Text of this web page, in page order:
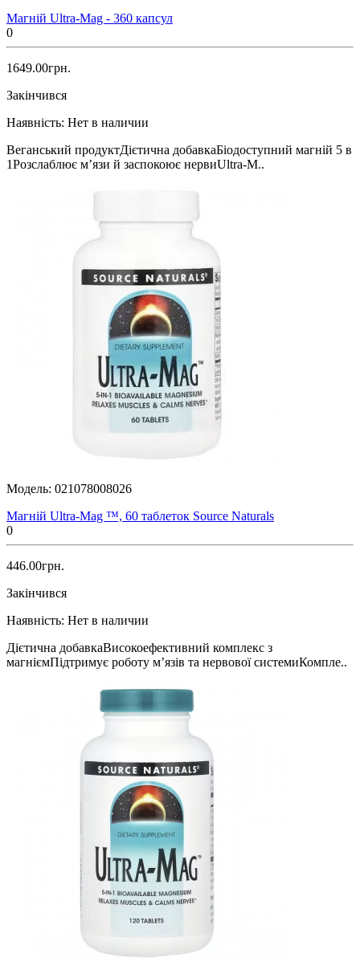
Магній Ultra-Mag - 360 капсул
0
1649.00грн.
Закінчився
Наявність: Нет в наличии
Веганський продуктДієтична добавкаБіодоступний магній 5 в
1Розслаблює м’язи й заспокоює нервиUltra-M..
Модель: 021078008026
Магній Ultra-Mag ™, 60 таблеток Source Naturals
0
446.00грн.
Закінчився
Наявність: Нет в наличии
Дієтична добавкаВисокоефективний комплекс з
магніємПідтримує роботу м’язів та нервової системиКомпле..